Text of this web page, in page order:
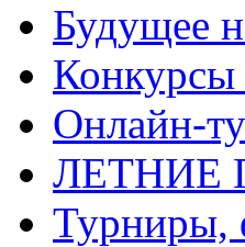
Будущее
Конкурсы
Онлайн-
ЛЕТНИЕ
Турниры,